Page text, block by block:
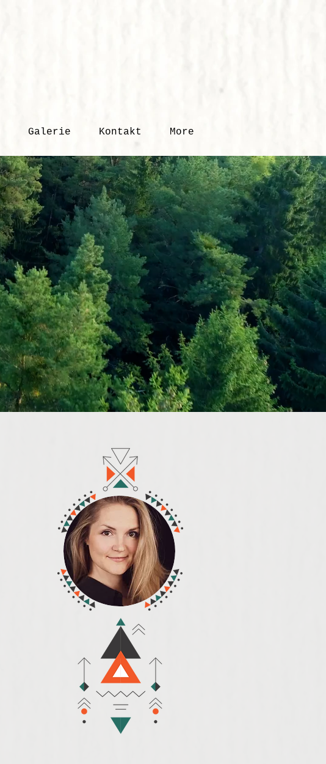
Galerie Kontakt More